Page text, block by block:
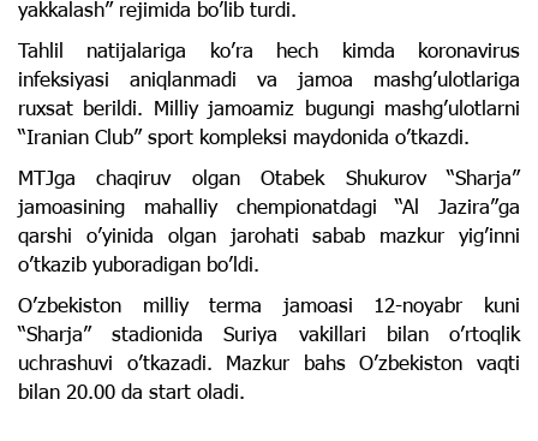
yakkalash” rejimida bo’lib turdi.
Tahlil natijalariga ko’ra hech kimda koronavirus
infeksiyasi aniqlanmadi va jamoa mashg’ulotlariga
ruxsat berildi. Milliy jamoamiz bugungi mashg’ulotlarni
“Iranian Club” sport kompleksi maydonida o’tkazdi.
MTJga chaqiruv olgan Otabek Shukurov “Sharja”
jamoasining mahalliy chempionatdagi “Al Jazira”ga
qarshi o’yinida olgan jarohati sabab mazkur yig’inni
o’tkazib yuboradigan bo’ldi.
O’zbekiston milliy terma jamoasi 12-noyabr kuni
“Sharja” stadionida Suriya vakillari bilan o’rtoqlik
uchrashuvi o’tkazadi. Mazkur bahs O’zbekiston vaqti
bilan 20.00 da start oladi.